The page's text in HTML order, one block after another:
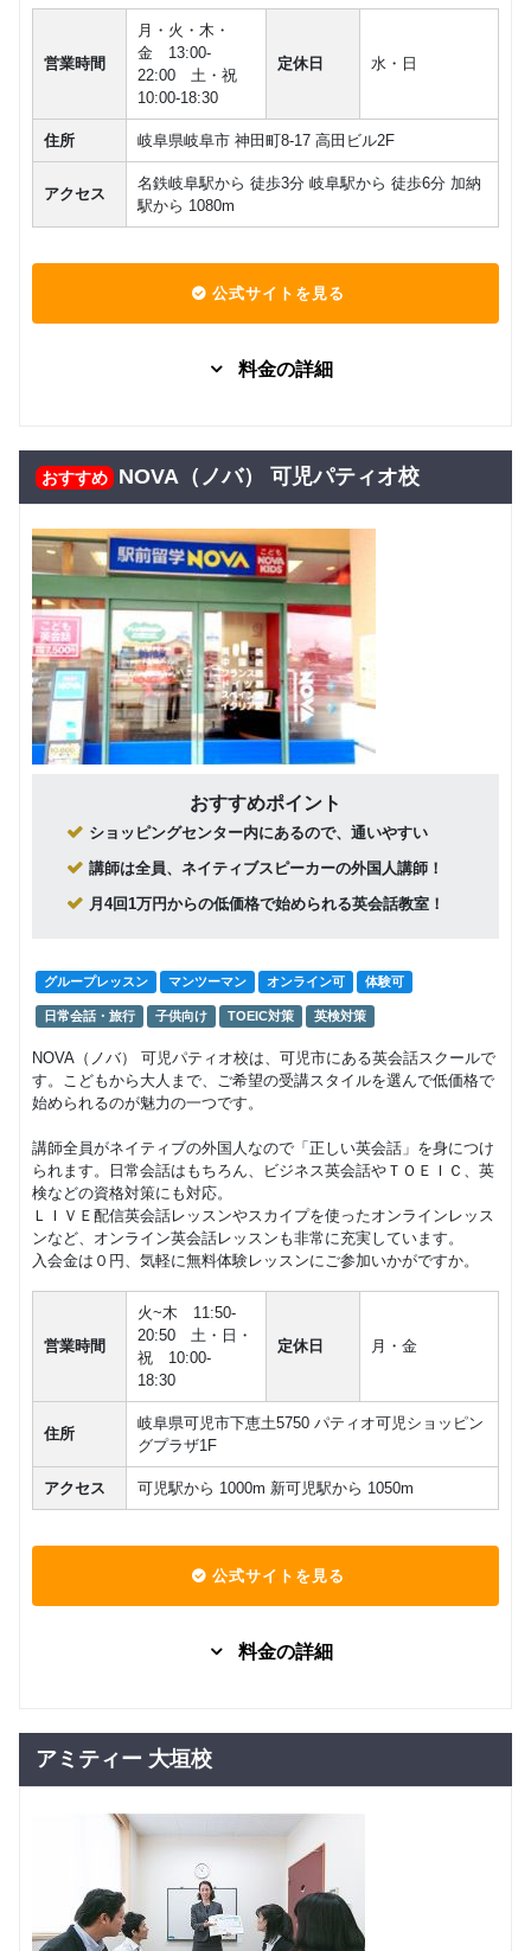
スン）
小学３・
ィブ講師
による個
人レッス
ン）
マンツーマン
28,050
回数：4 / 1セッション40分
小学３・
26,400円(税込) / 月
ィブ講師
による少
人数レッ
14,850円(税込) / 月
回数：4 / 1セッション50分
小学５・
６年生
（ネイテ
ィブ講師
による個
人レッス
ン）
マンツーマン 子供向け
28,050 円(税込) / 月
回数：4 / 1セッション40分
小学５・
６年生
ッスン）
子供向け
26,400
円(税込) / 月
回数：4 / 1セッション50分
（ネイテ
人数レッ
スン）
グループレッスン 子供向け
回数：4 / 1セッション50分
（ネイテ
ィブ講師
による個
ン）
マンツーマン 子供向け
28,050円(税込) / 月
英検対
策 （個
人レッス
ン５級～
マンツーマン
26,400円(税込) / 月
回数：4 / 1セッション50分
直前演習
マンツーマン
87,450
回数：12 / 1セッション50分
英検二次
２級）
マンツーマン 子供向け 英検
29,150円(税込) / 総額
回数：4 / 1セッション50分
営業時間
月・火・木・
金 13:00-
22:00 土・祝
10:00-18:30
定休日 水・日
住所 岐阜県岐阜市 神田町8-17 高田ビル2F
アクセス
名鉄岐阜駅から 徒歩3分 岐阜駅から 徒歩6分 加納
駅から 1080m
公式サイトを見る
料金の詳細
プレッス
ン
10,000 円(税込) / 月
回数：4 / 1セッション40分
固定プラ
ンマンツ
ーマンレ
ッスン
マンツーマン
22,222円(税込) / 月
回数：4 / 1セッション40分
フリープ
ラングル
ープレッ
スン
グループレッスン
10,000円(税込) / 月
回数：4 / 1セッション40分
フリープ
グループレッスン
19,000
円(税込) / 総額
フリープ
ープレッ
グループレッスン
28,000円(税込) / 総額
フリープ
ランマン
ツーマン
マンツーマン
28,000 円(税込) / 月
フリープ
ランマン
レッスン
マンツーマン
50,000
回数：8 / 1セッション40分
フリープ
ランマン
ツーマン
レッスン
マンツーマン
70,000円(税込) / 月
回数：4 / 1セッション40分
おすすめ NOVA（ノバ） 可児パティオ校
おすすめポイント
ショッピングセンター内にあるので、通いやすい
講師は全員、ネイティブスピーカーの外国人講師！
月4回1万円からの低価格で始められる英会話教室！
グループレッスン マンツーマン オンライン可 体験可
日常会話・旅行 子供向け TOEIC対策 英検対策
NOVA（ノバ） 可児パティオ校は、可児市にある英会話スクールで
す。こどもから大人まで、ご希望の受講スタイルを選んで低価格で
始められるのが魅力の一つです。
講師全員がネイティブの外国人なので「正しい英会話」を身につけ
られます。日常会話はもちろん、ビジネス英会話やＴＯＥＩＣ、英
検などの資格対策にも対応。
ＬＩＶＥ配信英会話レッスンやスカイプを使ったオンラインレッス
ンなど、オンライン英会話レッスンも非常に充実しています。
入会金は０円、気軽に無料体験レッスンにご参加いかがですか。
営業時間
火~木 11:50-
20:50 土・日・
祝 10:00-
18:30
定休日 月・金
住所
岐阜県可児市下恵土5750 パティオ可児ショッピン
グプラザ1F
アクセス 可児駅から 1000m 新可児駅から 1050m
公式サイトを見る
料金の詳細
プレッス
10,000
回数：4 / 1セッション40分
マンツーマン
22,222
回数：4 / 1セッション40分
フリープ
グループレッスン
アミティー 大垣校